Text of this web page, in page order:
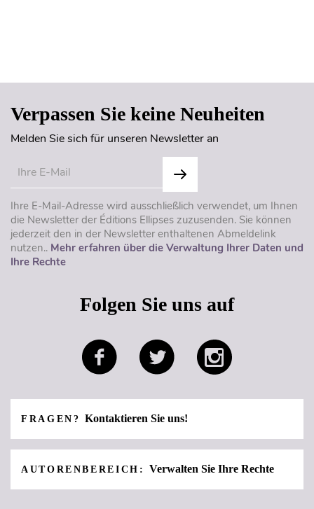
Verpassen Sie keine Neuheiten
Melden Sie sich für unseren Newsletter an
Ihre E-Mail-Adresse wird ausschließlich verwendet, um Ihnen
die Newsletter der Éditions Ellipses zuzusenden. Sie können
jederzeit den in der Newsletter enthaltenen Abmeldelink
nutzen.. Mehr erfahren über die Verwaltung Ihrer Daten und
Ihre Rechte
Folgen Sie uns auf
FRAGEN?Kontaktieren Sie uns!
AUTORENBEREICH: Verwalten Sie Ihre Rechte